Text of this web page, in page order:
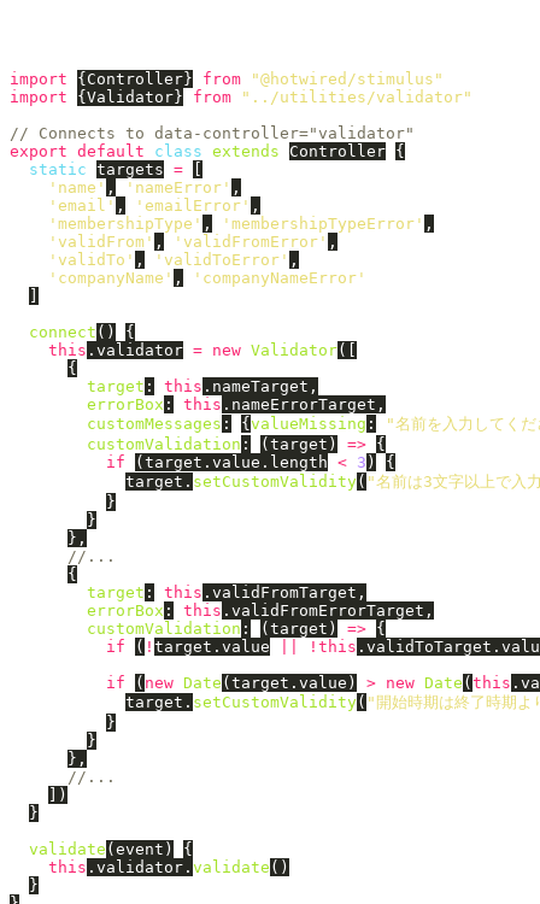
import { Controller } from "@hotwired/stimulus "
import
{ Validator } from " ../utilities/validator"
// Connects to data-controller="validator"
export default class extends Controller {
static targets =
' name ' , ' nameError ' ,
' email ' , ' emailError ' ,
' membershipType ' , ' membershipTypeError ' ,
' validFrom ' , ' validFromError ' ,
' validTo ' , ' validToError ' ,
' companyName ' , ' companyNameError '
connect ()
{
this . validator = new Validator([
{
target : this . nameTarget ,
errorBox : this . nameErrorTarget ,
customMessages : { valueMissing : "名前を入力してくだ
customValidation : ( target ) => {
if
( target . value . length < 3 )
{
target . setCustomValidity( "名前は3文字以上で入
}
}
},
//...
{
target : this . validFromTarget ,
errorBox : this . validFromErrorTarget ,
customValidation : ( target ) => {
if
( ! target . value ! this . validToTarget .
if
( new Date ( target . value ) > new Date ( this .
target . setCustomValidity( " 開始時期は終了時期よ
}
}
},
//...
])
}
validate ( event )
{
this . validator . validate ()
}